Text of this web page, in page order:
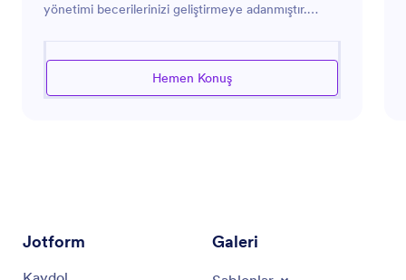
yönetimi becerilerinizi geliştirmeye adanmıştır.
performansını optimize ederken hedeflerinize
ulaşılmasını sağlayacak şekilde donatılmıştır. Bütçe
Hemen Konuş
Jotform Galeri